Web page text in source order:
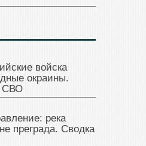
войска
окраины.
СВО
река
преграда. Сводка